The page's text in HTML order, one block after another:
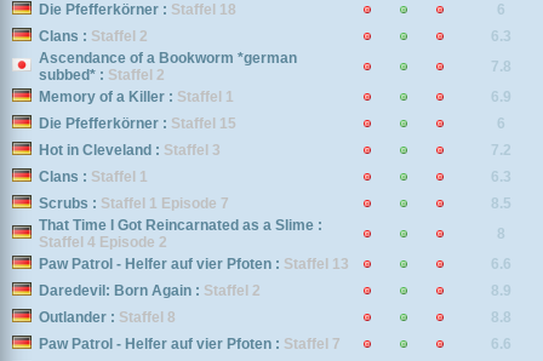
Die Pfefferkörner : Staffel 18
6
Clans : Staffel 2
6.3
Ascendance of a Bookworm *german
subbed* : Staffel 2
7.8
Memory of a Killer : Staffel 1
6.9
Die Pfefferkörner : Staffel 15
6
Hot in Cleveland : Staffel 3
7.2
Clans : Staffel 1
6.3
Scrubs : Staffel 1 Episode 7
8.5
That Time I Got Reincarnated as a Slime :
Staffel 4 Episode 2
8
Paw Patrol - Helfer auf vier Pfoten : Staffel 13
6.6
Daredevil: Born Again : Staffel 2
8.9
Outlander : Staffel 8
8.8
Paw Patrol - Helfer auf vier Pfoten : Staffel 7
6.6